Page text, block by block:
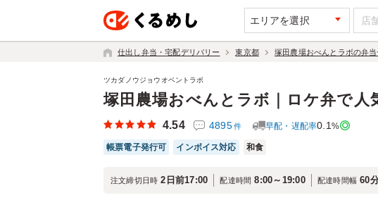
エリアを選択
仕出し弁当・宅配デリバリー 東京都 塚田農場おべんとラボの弁
塚田農場おべんとラボ｜ロケ弁で人
ツカダノウジョウオベントラボ
4.54 4895件 早配・遅配率0.1 %
帳票電子発行可 インボイス対応 和食
注文締切日時 2日前17:00 配達時間 8:00～19:00 配達時間幅 60